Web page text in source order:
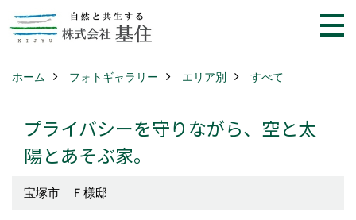
ホーム フォトギャラリー エリア別 すべて
プライバシーを守りながら、空と太
陽とあそぶ家。
宝塚市 Ｆ様邸